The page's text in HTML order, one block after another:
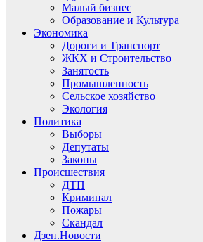
Малый бизнес
Образование и Культура
Экономика
Дороги и Транспорт
ЖКХ и Строительство
Занятость
Промышленность
Сельское хозяйство
Экология
Политика
Выборы
Депутаты
Законы
Происшествия
ДТП
Криминал
Пожары
Скандал
Дзен.Новости